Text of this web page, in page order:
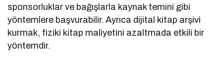
sponsorluklar ve bağışlarla kaynak temini gibi
yöntemlere başvurabilir. Ayrıca dijital kitap arşivi
kurmak, fiziki kitap maliyetini azaltmada etkili bir
yöntemdir.